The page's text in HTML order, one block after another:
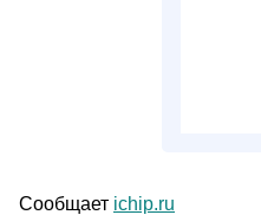
Сообщает ichip.ru